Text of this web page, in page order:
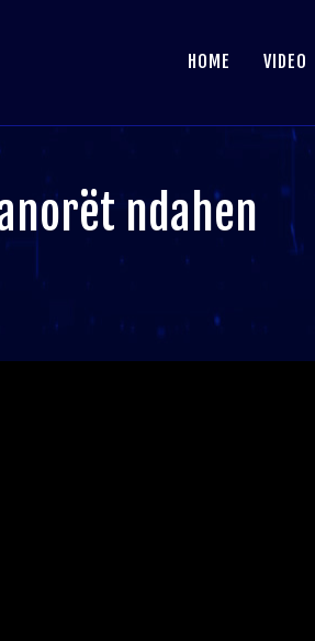
HOME VIDEO
ndahen